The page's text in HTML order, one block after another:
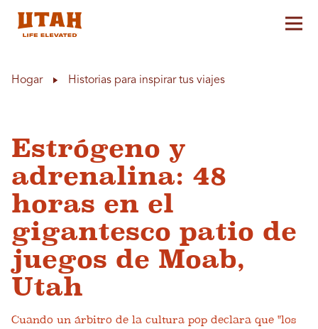
Hogar Historias para inspirar tus viajes
Estrógeno y
adrenalina: 48
horas en el
gigantesco patio de
juegos de Moab,
Utah
Cuando un árbitro de la cultura pop declara que "los